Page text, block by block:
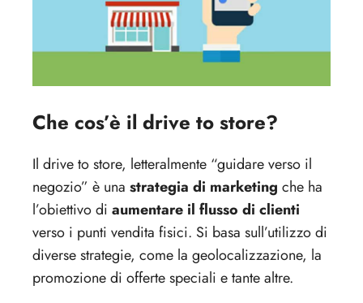
Che cos’è il drive to store?
Il drive to store, letteralmente “guidare verso il
negozio” è una strategia di marketing che ha
l’obiettivo di aumentare il flusso di clienti
verso i punti vendita fisici. Si basa sull’utilizzo di
diverse strategie, come la geolocalizzazione, la
promozione di offerte speciali e tante altre.